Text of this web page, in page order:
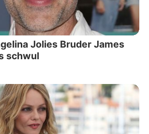
Jolies Bruder James
schwul